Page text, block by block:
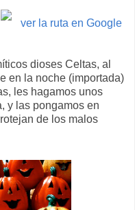
ver la ruta en Google
dioses Celtas, al
en la noche (importada)
les hagamos unos
y las pongamos en
de los malos